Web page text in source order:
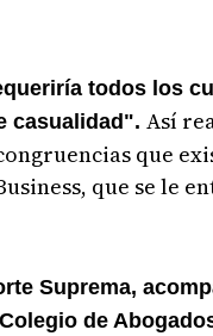
todos los
casualidad". Así
que
que se le
Suprema,
de